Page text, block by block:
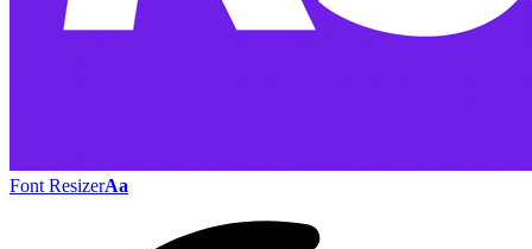
Font ResizerAa